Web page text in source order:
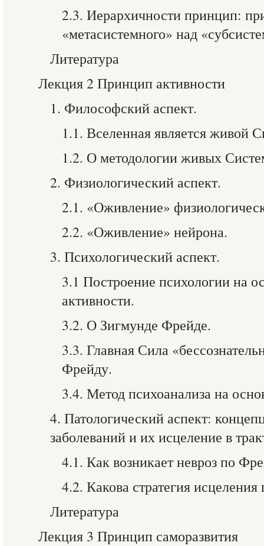
2.3. Иерархичности принцип:
«метасистемного» над
Литература
Лекция 2 Принцип активности
1. Философский аспект.
1.1. Вселенная является живой
1.2. О методологии живых
2. Физиологический аспект.
2.1. «Оживление»
2.2. «Оживление» нейрона.
3. Психологический аспект.
3.1 Построение психологии на
активности.
3.2. О Зигмунде Фрейде.
3.3. Главная Сила
Фрейду.
3.4. Метод психоанализа на
4. Патологический аспект:
заболеваний и их исцеление в
4.1. Как возникает невроз по
4.2. Какова стратегия
Литература
Лекция 3 Принцип саморазвития